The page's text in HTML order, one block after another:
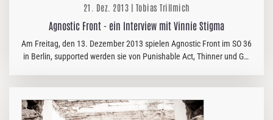
21. Dez. 2013 | Tobias Trillmich
Agnostic Front - ein Interview mit Vinnie Stigma
Am Freitag, den 13. Dezember 2013 spielen Agnostic Front im SO 36
in Berlin, supported werden sie von Punishable Act, Thinner und Got